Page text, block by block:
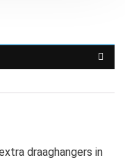
draaghangers in